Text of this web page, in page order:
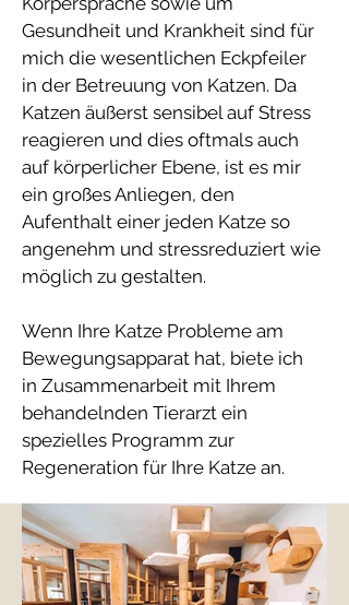
Gesundheit und Krankheit sind für
mich die wesentlichen Eckpfeiler
in der Betreuung von Katzen. Da
Katzen äußerst sensibel auf Stress
reagieren und dies oftmals auch
auf körperlicher Ebene, ist es mir
ein großes Anliegen, den
Aufenthalt einer jeden Katze so
angenehm und stressreduziert wie
möglich zu gestalten.
Wenn Ihre Katze Probleme am
Bewegungsapparat hat, biete ich
in Zusammenarbeit mit Ihrem
behandelnden Tierarzt ein
spezielles Programm zur
Regeneration für Ihre Katze an.